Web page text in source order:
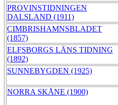
PROVINSTIDNINGEN
DALSLAND (1911)
CIMBRISHAMNSBLADET
(1857)
ELFSBORGS LÄNS TIDNING
(1892)
SUNNEBYGDEN (1925)
NORRA SKÅNE (1900)